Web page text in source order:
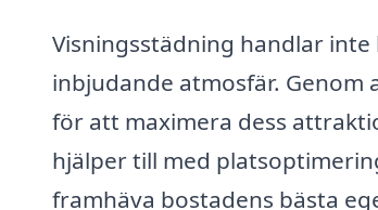
Visningsstädning handlar
inbjudande atmosfär.
för att maximera dess
hjälper till med
framhäva bostadens bästa